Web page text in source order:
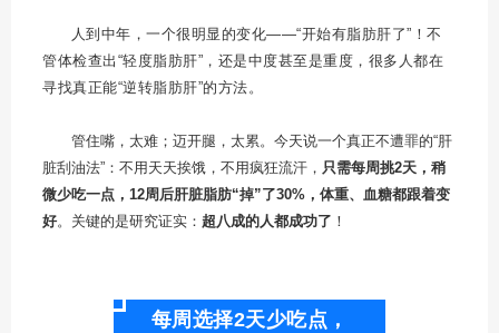
人到中年，一个很明显的变化——“开始有脂肪肝了”！不
管体检查出“轻度脂肪肝”，还是中度甚至是重度，很多人都在
寻找真正能“逆转脂肪肝”的方法。
管住嘴，太难；迈开腿，太累。今天说一个真正不遭罪的“肝
脏刮油法”：不用天天挨饿，不用疯狂流汗， 只需每周挑2天，稍
微少吃一点，12周后肝脏脂肪“掉”了30%，体重、血糖都跟着变
好。关键的是研究证实： 超八成的人都成功了 ！
每周选择2天少吃点，